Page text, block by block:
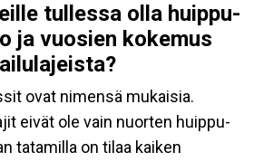
tullessa olla huippu-
ja vuosien kokemus
ovat nimensä mukaisia.
eivät ole vain nuorten huippu-
tatamilla on tilaa kaiken